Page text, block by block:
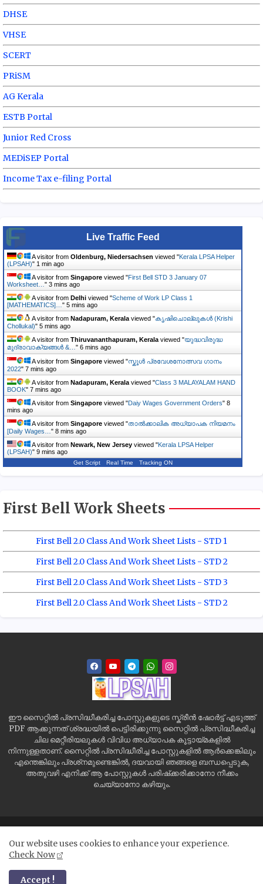
DHSE
VHSE
SCERT
PRiSM
AG Kerala
ESTB Portal
Junior Red Cross
MEDiSEP Portal
Income Tax e-filing Portal
Live Traffic Feed
A visitor from Oldenburg, Niedersachsen viewed "Kerala LPSA Helper
(LPSAH)" 1 min ago
A visitor from Singapore viewed "First Bell STD 3 January 07
Worksheet… " 3 mins ago
A visitor from Delhi viewed "Scheme of Work LP Class 1
[MATHEMATICS]… " 5 mins ago
A visitor from Nadapuram, Kerala viewed "കൃഷിചൊല്ലുകൾ (Krishi
Chollukal)" 5 mins ago
A visitor from Thiruvananthapuram, Kerala viewed "യുദ്ധവിരുദ്ധ
മുദ്രാവാക്യങ്ങൾ &… " 6 mins ago
A visitor from Singapore viewed "സ്കൂൾ പ്രവേശനോത്സവ ഗാനം
2022" 7 mins ago
A visitor from Nadapuram, Kerala viewed "Class 3 MALAYALAM HAND
BOOK" 7 mins ago
A visitor from Singapore viewed "Daiy Wages Government Orders" 8
mins ago
A visitor from Singapore viewed "താൽക്കാലിക അധ്യാപക നിയമനം
[Daily Wages… " 8 mins ago
A visitor from Newark, New Jersey viewed "Kerala LPSA Helper
(LPSAH)" 9 mins ago
Get Script Real Time Tracking ON
First Bell Work Sheets
First Bell 2.0 Class And Work Sheet Lists - STD 1
First Bell 2.0 Class And Work Sheet Lists - STD 2
First Bell 2.0 Class And Work Sheet Lists - STD 3
First Bell 2.0 Class And Work Sheet Lists - STD 2
ഈ സൈറ്റിൽ പ്രസിദ്ധീകരിച്ച പോസ്റ്റുകളുടെ സ്ക്രീൻ ഷോർട്ട് എടുത്ത്
PDF ആക്കുന്നത് ശ്രദ്ധയിൽ പെട്ടിരിക്കുന്നു സൈറ്റിൽ പ്രസിദ്ധീകരിച്ച
ചില മെറ്റീരിയലുകൾ വിവിധ അധ്യാപക കൂട്ടായ്മകളിൽ
നിന്നുള്ളതാണ്. സൈറ്റിൽ പ്രസിദ്ധീരിച്ച പോസ്റ്റുകളിൽ ആർക്കെങ്കിലും
എന്തെങ്കിലും പ്രശ്‌നമുണ്ടെങ്കിൽ, ദയവായി ഞങ്ങളെ ബന്ധപ്പെടുക,
അതുവഴി എനിക്ക് ആ പോസ്റ്റുകൾ പരിഷ്‌ക്കരിക്കാനോ നീക്കം
ചെയ്യാനോ കഴിയും.
Disclaimer
Our website uses cookies to enhance your experience.
Check Now
Accept !